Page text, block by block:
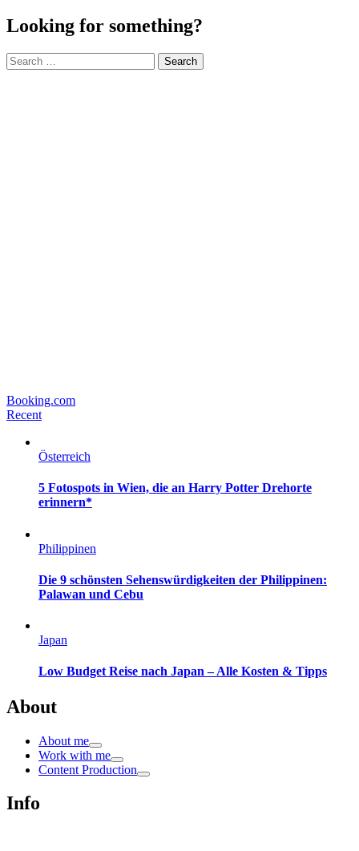
Looking for something?
Search
Booking.com
Recent
Österreich
5 Fotospots in Wien, die an Harry Potter Drehorte
erinnern*
Philippinen
Die 9 schönsten Sehenswürdigkeiten der Philippinen:
Palawan und Cebu
Japan
Low Budget Reise nach Japan – Alle Kosten & Tipps
About
About me
Work with me
Content Production
Info